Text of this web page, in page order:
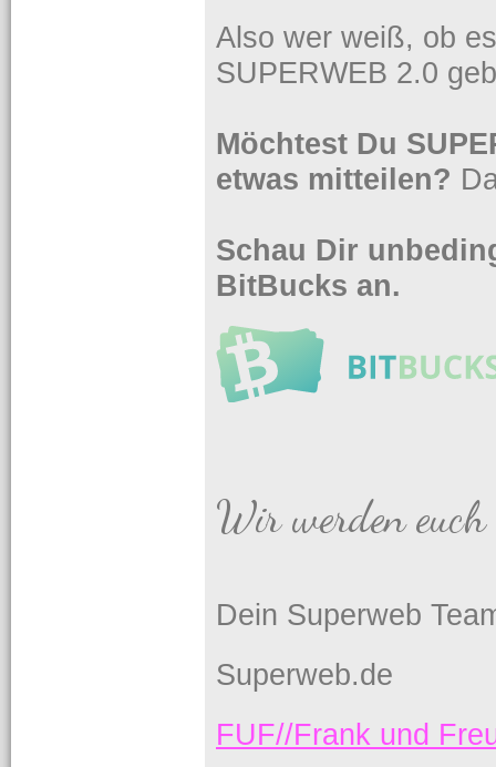
Also wer weiß, ob
SUPERWEB 2.0
Möchtest Du
etwas mitteilen?
Schau Dir
BitBucks an.
Wir werden
Dein Superweb
Superweb.de
FUF//Frank und